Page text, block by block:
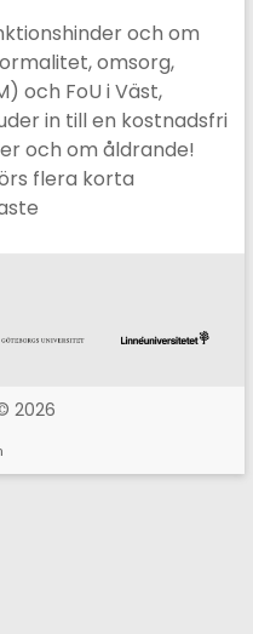
och om
omsorg,
och FoU i Väst,
in till en kostnadsfri
och om åldrande!
flera korta
2026